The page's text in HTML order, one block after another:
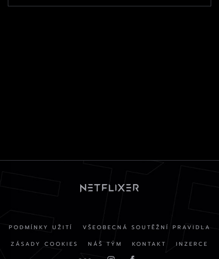
PODMÍNKY UŽITÍ
VŠEOBECNÁ SOUTĚŽNÍ PRAVIDLA
ZÁSADY COOKIES
NÁŠ TÝM KONTAKT
INZERCE